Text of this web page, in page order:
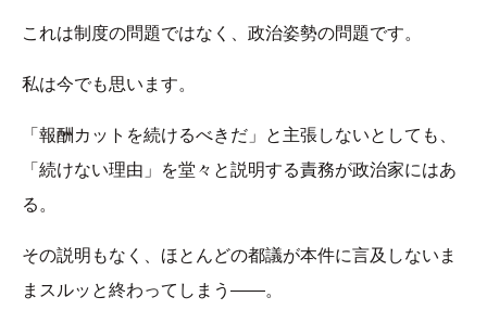
これは制度の問題ではなく、政治姿勢の問題です。
私は今でも思います。
「報酬カットを続けるべきだ」と主張しないとしても、
「続けない理由」を堂々と説明する責務が政治家にはあ
る。
その説明もなく、ほとんどの都議が本件に言及しないま
まスルッと終わってしまう——。